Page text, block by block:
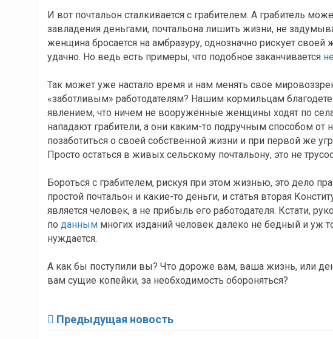
И вот почтальон сталкивается с грабителем. А грабитель
завладения деньгами, почтальона лишить жизни, не
женщина бросается на амбразуру, однозначно рискует своей
удачно. Но ведь есть примеры, что подобное заканчивается
Так может уже настало время и нам менять свое
«заботливым» работодателям? Нашим кормильцам
явлением, что ничем не вооружённые женщины ходят по
нападают грабители, а они каким-то подручным способом от
позаботиться о своей собственной жизни и при первой же
Просто остаться в живых сельскому почтальону, это не
Бороться с грабителем, рискуя при этом жизнью, это дело
простой почтальон и какие-то деньги, и статья вторая
является человек, а не прибыль его работодателя. Кстати,
по данным многих изданий человек далеко не бедный и уж
нуждается.
А как бы поступили вы? Что дороже вам, ваша жизнь, или
вам сущие копейки, за необходимость обороняться?
Предыдущая новость